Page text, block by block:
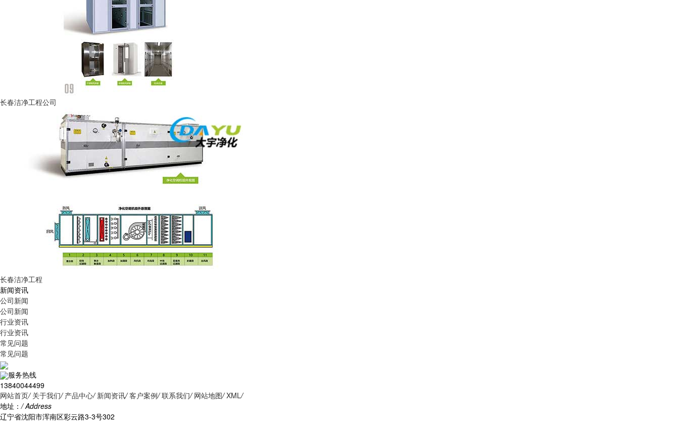
长春洁净工程公司
长春洁净工程
新闻资讯
公司新闻
公司新闻
行业资讯
行业资讯
常见问题
常见问题
服务热线
13840044499
网站首页/ 关于我们/ 产品中心/ 新闻资讯/ 客户案例/ 联系我们/ 网站地图/ XML/
地址：/ Address
辽宁省沈阳市浑南区彩云路3-3号302